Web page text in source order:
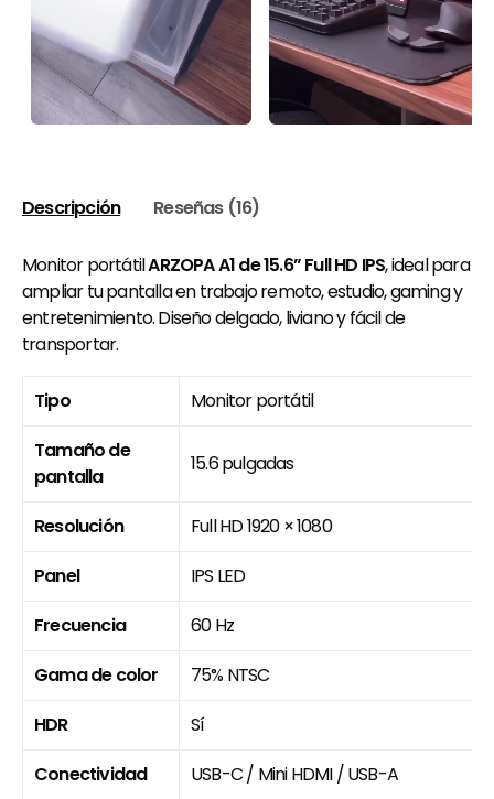
Descripción Reseñas (16)
Monitor portátilARZOPA A1 de 15.6” Full HD IPS, ideal para
ampliar tu pantalla en trabajo remoto, estudio, gaming y
entretenimiento. Diseño delgado, liviano y fácil de
transportar.
Tipo
Monitor portátil
Tamaño de
pantalla
15.6 pulgadas
Resolución
Full HD 1920 × 1080
Panel
IPS LED
Frecuencia
60 Hz
Gama de color
75% NTSC
HDR
Sí
Conectividad
USB-C / Mini HDMI / USB-A